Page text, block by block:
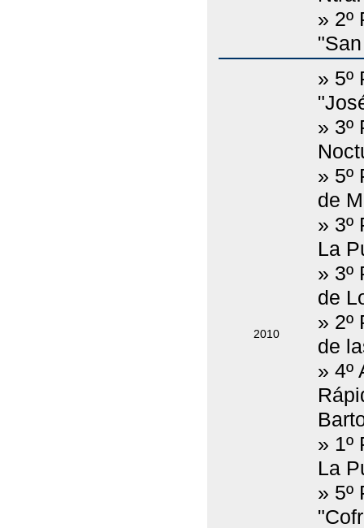
» 2º
2010
» 5º
» 3º
» 5º
de
» 3º
La
» 3º
de
» 2º
de
» 4º
» 1º
La
» 5º